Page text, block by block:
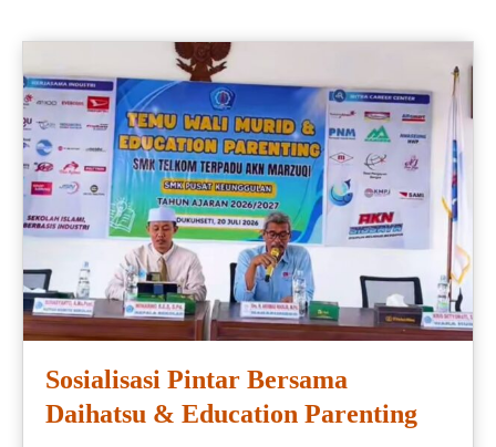
Sosialisasi Pintar Bersama
Daihatsu & Education Parenting